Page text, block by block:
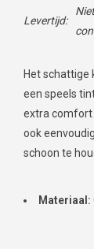
Levertijd:
Het schattige
een speels
extra comfort
ook
schoon te
Materiaal: